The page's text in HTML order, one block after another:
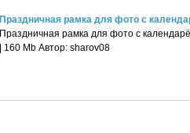
Праздничная рамка для фото с
Праздничная рамка для фото с
| 160 Mb Автор: sharov08